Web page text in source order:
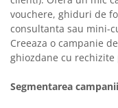
vouchere, ghiduri de
consultanta sau mini-
Creeaza o campanie
ghiozdane cu
Segmentarea